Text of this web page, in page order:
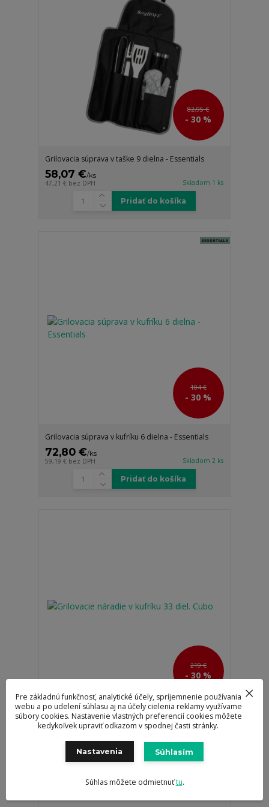
82,95 €
- 30 %
Grilovacia súprava v taške 9 dielna - Essentials
58,07 €/ks
47,21 € bez DPH Skladom 1 ks
Pridať do košíka
104 €
- 30 %
Grilovacia súprava v kufríku 6 dielna - Essentials
72,80 €/ks
59,19 € bez DPH Skladom 2 ks
Pridať do košíka
219 €
- 30 %
Grilovacie náradie v kufríku 33 diel. Cubo
153,30 €
124,63 €bez DPH
Pridať do košíka
Pre základnú funkčnosť, analytické účely, spríjemnenie používania
webu a po udelení súhlasu aj na účely cielenia reklamy využívame
súbory cookies. Nastavenie vlastných preferencií cookies môžete
kedykoľvek upraviť odkazom v spodnej časti stránky.
Nastavenia Súhlasím
Súhlas môžete odmietnuťtu.